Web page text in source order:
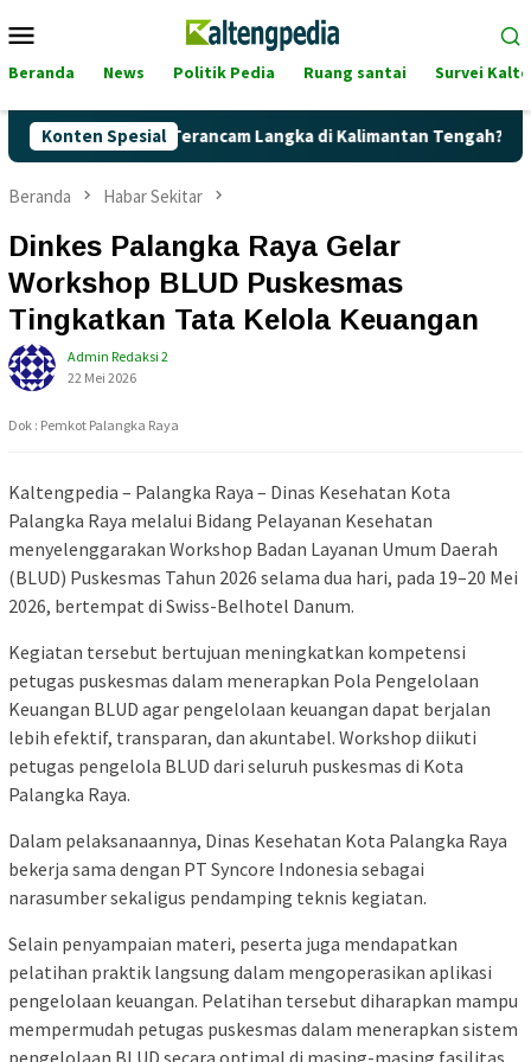
ke
Mobile
Beranda News Politik Pedia Ruang santai Survei
Konten Spesial
Pertalite Terancam Langka di Kalimantan Tengah?
Beranda Habar Sekitar
Dinkes Palangka Raya Gelar
Workshop BLUD Puskesmas
Tingkatkan Tata Kelola Keuangan
Admin Redaksi 2
22 Mei 2026
Dok : Pemkot Palangka Raya
Kaltengpedia – Palangka Raya – Dinas Kesehatan Kota
Palangka Raya melalui Bidang Pelayanan Kesehatan
menyelenggarakan Workshop Badan Layanan Umum Daerah
(BLUD) Puskesmas Tahun 2026 selama dua hari, pada 19–20 Mei
2026, bertempat di Swiss-Belhotel Danum.
Kegiatan tersebut bertujuan meningkatkan kompetensi
petugas puskesmas dalam menerapkan Pola Pengelolaan
Keuangan BLUD agar pengelolaan keuangan dapat berjalan
lebih efektif, transparan, dan akuntabel. Workshop diikuti
petugas pengelola BLUD dari seluruh puskesmas di Kota
Palangka Raya.
Dalam pelaksanaannya, Dinas Kesehatan Kota Palangka Raya
bekerja sama dengan PT Syncore Indonesia sebagai
narasumber sekaligus pendamping teknis kegiatan.
Selain penyampaian materi, peserta juga mendapatkan
pelatihan praktik langsung dalam mengoperasikan aplikasi
pengelolaan keuangan. Pelatihan tersebut diharapkan mampu
mempermudah petugas puskesmas dalam menerapkan sistem